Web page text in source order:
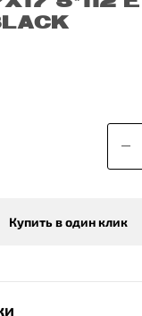
Купить в один клик